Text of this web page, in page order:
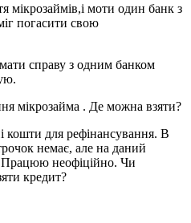
мікрозаймів,і моти один банк з
погасити свою
справу з одним банком
мікрозайма . Де можна взяти?
кошти для рефінансування. В
немає, але на даний
неофіційно. Чи
кредит?